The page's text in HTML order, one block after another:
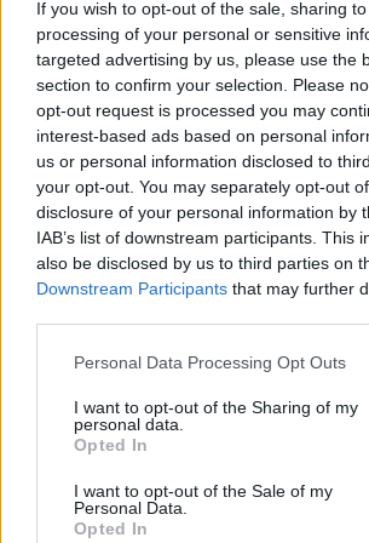
If you wish to opt-out of the sale, sharing
processing of your personal or sensitive
targeted advertising by us, please use the
section to confirm your selection. Please
opt-out request is processed you may
interest-based ads based on personal
us or personal information disclosed to
your opt-out. You may separately opt-out
disclosure of your personal information by
IAB’s list of downstream participants. This
also be disclosed by us to third parties on
Downstream Participants that may further
Personal Data Processing Opt Outs
I want to opt-out of the Sharing of my
personal data.
Opted In
I want to opt-out of the Sale of my
Personal Data.
Opted In
Na szczycie góry Mont Blanc
przemiany i stał się człowiekiem,
swoje istnienie postanowił
Idei uwolnienia cierpiącej
zaborców. Wielki zapał Kordiana i
magiczna otoczka jego
do kraju sprawiają, że zawód
porażką jest jeszcze większy.
wodę i próbuje samodzielnie
na cara, jednak nie pozwala mu
nerwy. Okazuje się być zwykłym
naznaczoną przez Boga.